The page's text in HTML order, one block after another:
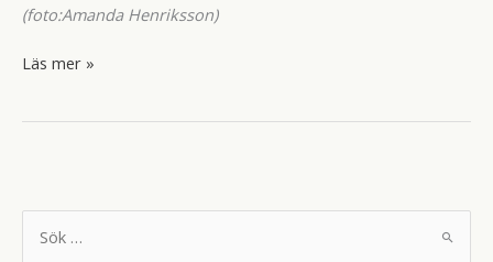
(foto:Amanda Henriksson)
Syrener
och
mammas
Läs mer »